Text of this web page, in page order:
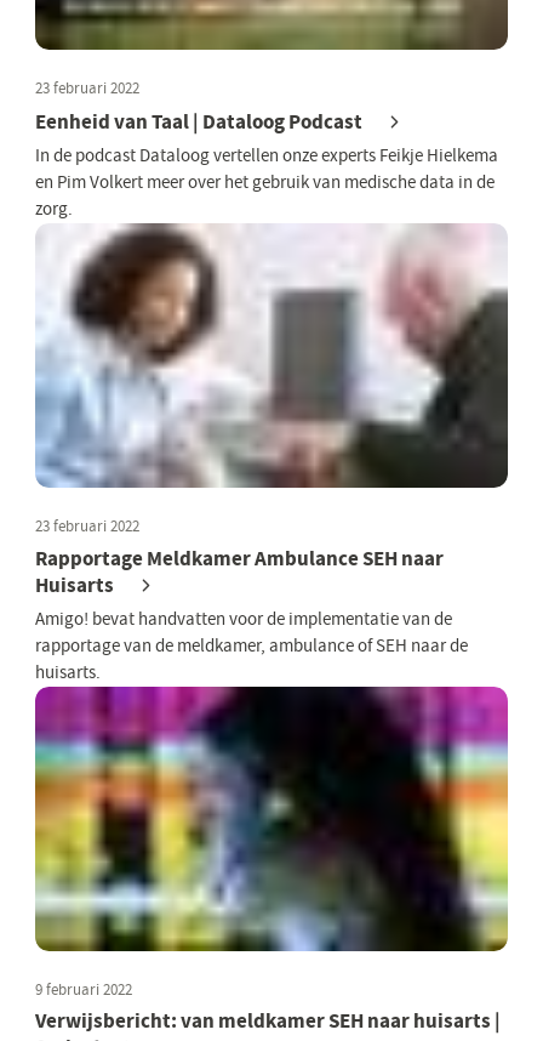
23 februari 2022
Eenheid van Taal | Dataloog Podcast
In de podcast Dataloog vertellen onze experts Feikje Hielkema
en Pim Volkert meer over het gebruik van medische data in de
zorg.
23 februari 2022
Rapportage Meldkamer Ambulance SEH naar
Huisarts
Amigo! bevat handvatten voor de implementatie van de
rapportage van de meldkamer, ambulance of SEH naar de
huisarts.
9 februari 2022
Verwijsbericht: van meldkamer SEH naar huisarts |